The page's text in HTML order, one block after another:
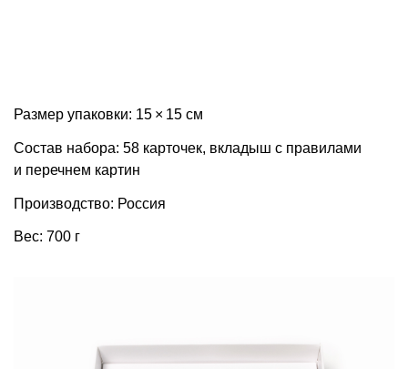
Размер упаковки: 15 × 15 см
Состав набора: 58 карточек, вкладыш с правилами
и перечнем картин
Производство: Россия
Вес: 700 г